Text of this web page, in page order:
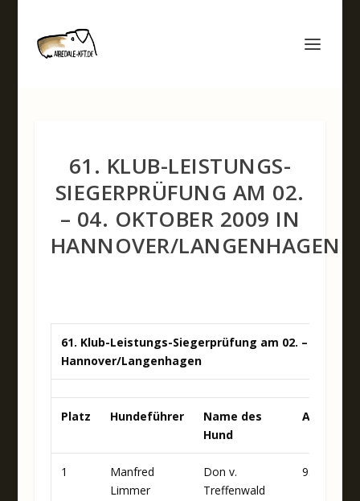
61. KLUB-LEISTUNGS-
SIEGERPRÜFUNG AM 02.
– 04. OKTOBER 2009 IN
HANNOVER/LANGENHAGEN
61. Klub-Leistungs-Siegerprüfung am 02. – 04.
Hannover/Langenhagen
Platz Hundeführer
Name des
Hund
A
1
Manfred
Limmer
Don v.
Treffenwald
95